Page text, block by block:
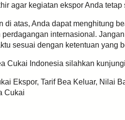
agar kegiatan ekspor Anda
di atas, Anda dapat menghitung
perdagangan internasional.
sesuai dengan ketentuan yang
Cukai Indonesia silahkan
Ekspor, Tarif Bea Keluar, Nilai
Cukai